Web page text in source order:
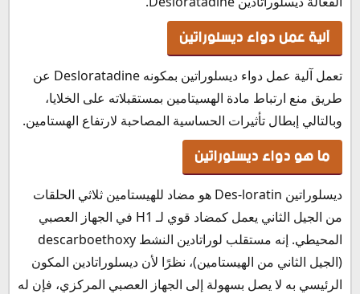
سعر ديسلوراتين في الإمارات
سعر ديسلوراتين في الكويت
سعر ديسلوراتين في لبنان
سعر ديسلوراتين في قطر
سعر ديسلوراتين في عمان
سعر ديسلوراتين في البحرين
طريقة حفظ وتخزين ديسلوراتين Desloratin
آلية عمل دواء ديسلوراتين
تعمل آلية عمل دواء ديسلوراتين بمكونه Desloratadine عن
طريق منع ارتباط مادة الهسيتامين بمستقبلاته على الخلايا،
وبالتالي إبطال تأثيرات الحساسية المصاحبة لارتفاع الهستامين.
ما هو دواء ديسلوراتين
ديسلوراتين Des-loratin هو مضاد للهيستامين ثلاثي الحلقات
من الجيل الثاني يعمل كمضاد قوي لـ H1 في الجهاز العصبي
المحيطي. إنه مستقلب لوراتادين النشط descarboethoxy
(الجيل الثاني من الهيستامين)، نظرًا لأن ديسلوراتادين المكون
الرئيسي به لا يصل بسهولة إلى الجهاز العصبي المركزي، فإن له